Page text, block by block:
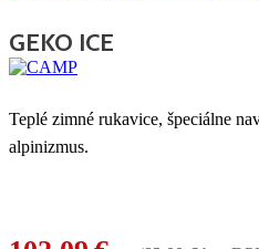
GEKO ICE
Teplé zimné rukavice, špeciálne
alpinizmus.